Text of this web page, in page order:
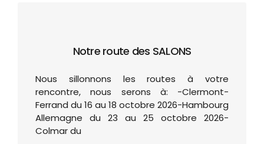
Notre route des SALONS
Nous sillonnons les routes à votre
rencontre, nous serons à: -Clermont-
Ferrand du 16 au 18 octobre 2026-Hambourg
Allemagne du 23 au 25 octobre 2026-
Colmar du